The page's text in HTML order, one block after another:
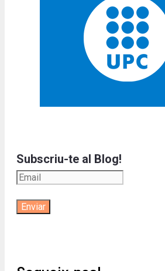
Subscriu-te al Blog!